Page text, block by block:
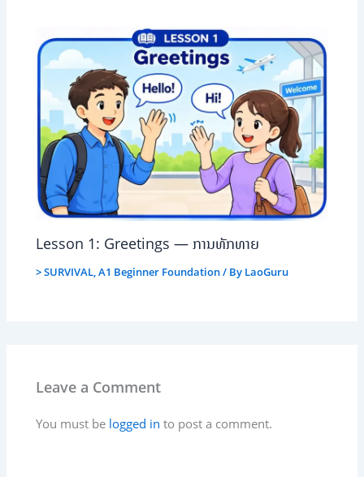
Lesson 1: Greetings — ການທັກທາຍ
> SURVIVAL,A1 Beginner Foundation/ By LaoGuru
Leave a Comment
You must be logged in to post a comment.